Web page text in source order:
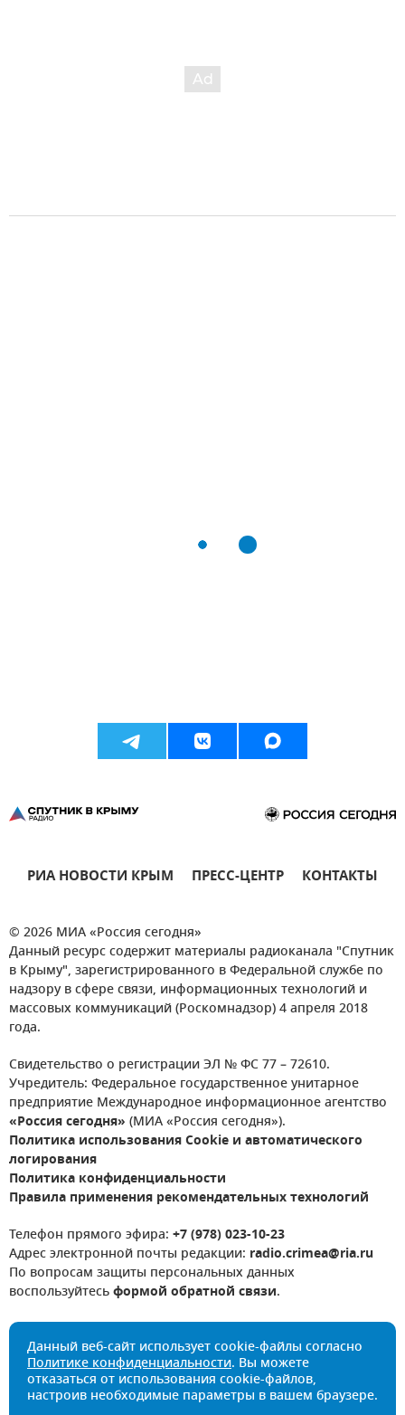
РИА НОВОСТИ КРЫМ ПРЕСС-ЦЕНТР КОНТАКТЫ
© 2026 МИА «Россия сегодня»
Данный ресурс содержит материалы радиоканала "Спутник
в Крыму", зарегистрированного в Федеральной службе по
надзору в сфере связи, информационных технологий и
массовых коммуникаций (Роскомнадзор) 4 апреля 2018
года.
Свидетельство о регистрации ЭЛ № ФС 77 – 72610.
Учредитель: Федеральное государственное унитарное
предприятие Международное информационное агентство
«Россия сегодня» (МИА «Россия сегодня»).
Политика использования Cookie и автоматического
логирования
Политика конфиденциальности
Правила применения рекомендательных технологий
Телефон прямого эфира: +7 (978) 023-10-23
Адрес электронной почты редакции: radio.crimea@ria.ru
По вопросам защиты персональных данных
воспользуйтесьформой обратной связи.
Данный веб-сайт использует cookie-файлы согласно
Политике конфиденциальности. Вы можете
отказаться от использования cookie-файлов,
настроив необходимые параметры в вашем браузере.